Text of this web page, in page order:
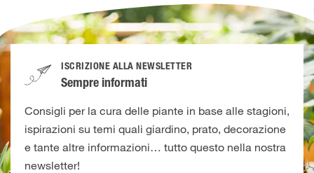
ISCRIZIONE ALLA NEWSLETTER
Sempre informati
Consigli per la cura delle piante in base alle stagioni,
ispirazioni su temi quali giardino, prato, decorazione
e tante altre informazioni… tutto questo nella nostra
newsletter!